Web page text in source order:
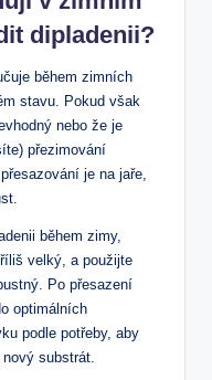
dipladenii?
během zimních
stavu. Pokud však
nebo⁤ že⁢ je
přezimování
je na jaře,
během​ zimy,
velký, a použijte
Po přesazení
optimálních
podle potřeby, aby
substrát.